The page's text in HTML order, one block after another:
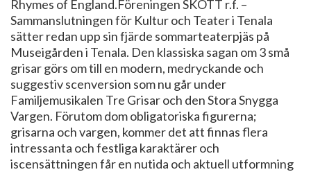
Rhymes of England.Föreningen SKOTT r.f. –
Sammanslutningen för Kultur och Teater i Tenala
sätter redan upp sin fjärde sommarteaterpjäs på
Museigården i Tenala. Den klassiska sagan om 3 små
grisar görs om till en modern, medryckande och
suggestiv scenversion som nu går under
Familjemusikalen Tre Grisar och den Stora Snygga
Vargen. Förutom dom obligatoriska figurerna;
grisarna och vargen, kommer det att finnas flera
intressanta och festliga karaktärer och
iscensättningen får en nutida och aktuell utformning